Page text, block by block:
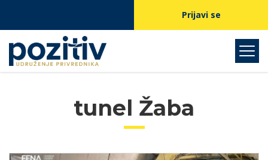
Prijavi se
tunel Žaba